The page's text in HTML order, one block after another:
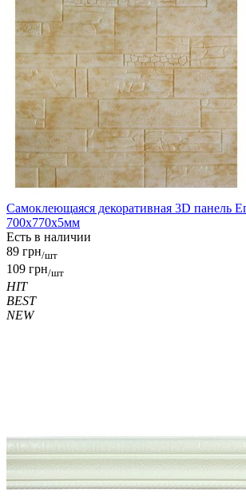
Самоклеющаяся декоративная 3D панель
700x770x5мм
Есть в наличии
89 грн/шт
109 грн/шт
HIT
BEST
NEW